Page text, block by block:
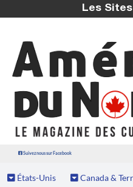
Les
Suivez nous sur Facebook
États-Unis Canada &